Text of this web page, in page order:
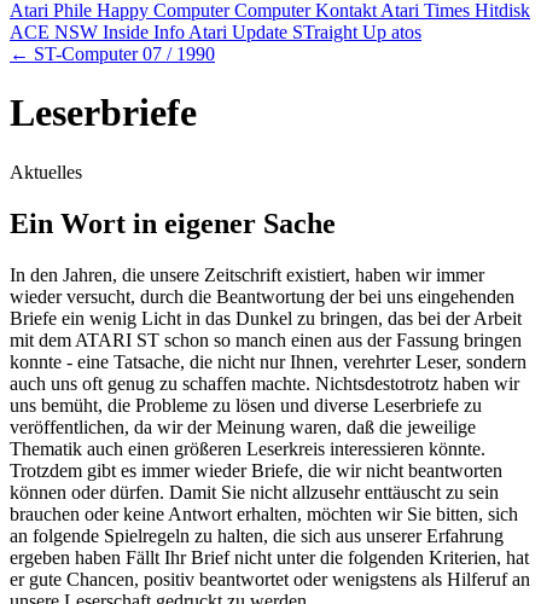
Atari Phile Happy ComputerComputer Kontakt Atari Times Hitdisk
ACE NSW Inside Info Atari Update STraight Up atos
← ST-Computer 07 / 1990
Leserbriefe
Aktuelles
Ein Wort in eigener Sache
In den Jahren, die unsere Zeitschrift existiert, haben wir immer
wieder versucht, durch die Beantwortung der bei uns eingehenden
Briefe ein wenig Licht in das Dunkel zu bringen, das bei der Arbeit
mit dem ATARI ST schon so manch einen aus der Fassung bringen
konnte - eine Tatsache, die nicht nur Ihnen, verehrter Leser, sondern
auch uns oft genug zu schaffen machte. Nichtsdestotrotz haben wir
uns bemüht, die Probleme zu lösen und diverse Leserbriefe zu
veröffentlichen, da wir der Meinung waren, daß die jeweilige
Thematik auch einen größeren Leserkreis interessieren könnte.
Trotzdem gibt es immer wieder Briefe, die wir nicht beantworten
können oder dürfen. Damit Sie nicht allzusehr enttäuscht zu sein
brauchen oder keine Antwort erhalten, möchten wir Sie bitten, sich
an folgende Spielregeln zu halten, die sich aus unserer Erfahrung
ergeben haben Fällt Ihr Brief nicht unter die folgenden Kriterien, hat
er gute Chancen, positiv beantwortet oder wenigstens als Hilferuf an